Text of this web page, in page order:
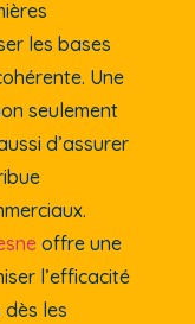
les bases
Une
seulement
d’assurer
offre une
l’efficacité
les